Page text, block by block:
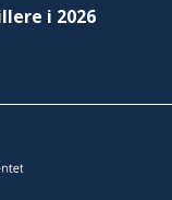
i 2026